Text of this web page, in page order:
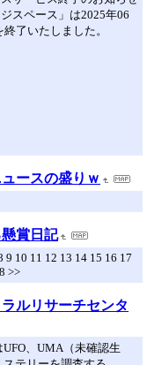
スペース」は2025年06
了いたしました。
ースの盛りｗ
賞日記
9 10 11 12 13 14 15 16 17
>>
ルリサーチセンタ
、UMA（未確認生